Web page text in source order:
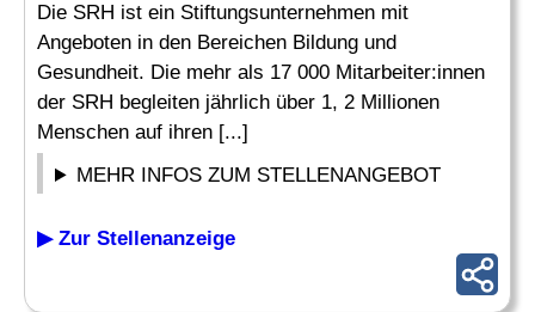
Die SRH ist ein Stiftungsunternehmen mit
Angeboten in den Bereichen Bildung und
Gesundheit. Die mehr als 17 000 Mitarbeiter:innen
der SRH begleiten jährlich über 1, 2 Millionen
Menschen auf ihren [...]
MEHR INFOS ZUM STELLENANGEBOT
▶ Zur Stellenanzeige